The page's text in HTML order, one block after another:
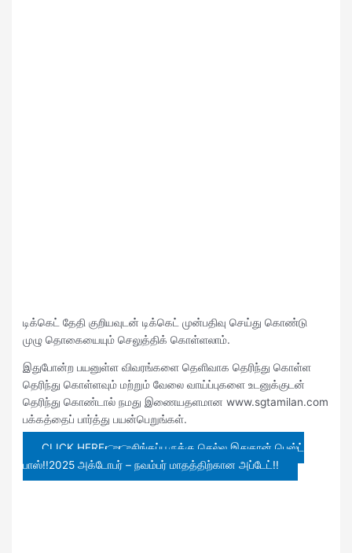
டிக்கெட் தேதி குறியவுடன் டிக்கெட் முன்பதிவு செய்து கொண்டு
முழு தொகையையும் செலுத்திக் கொள்ளலாம்.
இதுபோன்ற பயனுள்ள விவரங்களை தெளிவாக தெரிந்து கொள்ள
தெரிந்து கொள்ளவும் மற்றும் வேலை வாய்ப்புகளை உடனுக்குடன்
தெரிந்து கொண்டால் நமது இணையதளமான www.sgtamilan.com
பக்கத்தைப் பார்த்து பயன்பெறுங்கள்.
CLICK HERE👉👉சிங்கப்பூருக்கு செல்ல இதுதான் பெஸ்ட்
பாஸ்!!2025 அக்டோபர் – நவம்பர் மாதத்திற்கான அப்டேட்!!